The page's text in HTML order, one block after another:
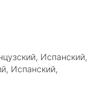
Испанский,
Китайский
Испанский,